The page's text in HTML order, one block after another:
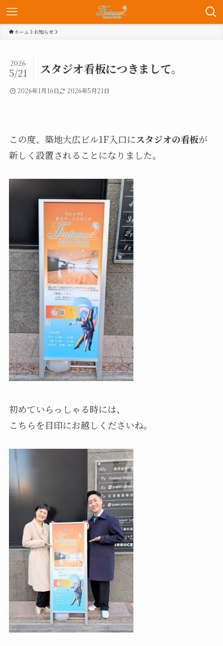
ホーム お知らせ
スタジオ看板につきまして。
2026
5/21
2026年1月16日 2026年5月21日
この度、築地大広ビル1F入口にスタジオの看板が
新しく設置されることになりました。
初めていらっしゃる時には、
こちらを目印にお越しくださいね。